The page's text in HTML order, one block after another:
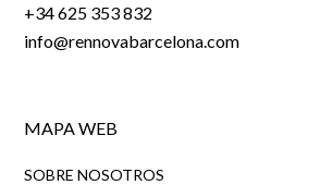
+34 625 353 832
info@rennovabarcelona.com
MAPA WEB
SOBRE NOSOTROS